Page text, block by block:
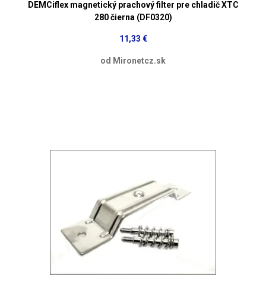
DEMCiflex magnetický prachový filter pre chladič XTC
280 čierna (DF0320)
11,33 €
od Mironetcz.sk